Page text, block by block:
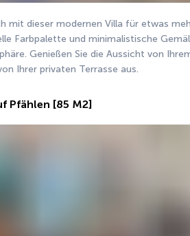
mit dieser modernen Villa für etwas
Farbpalette und minimalistische
Genießen Sie die Aussicht von
Ihrer privaten Terrasse aus.
Pfählen [85 M2]